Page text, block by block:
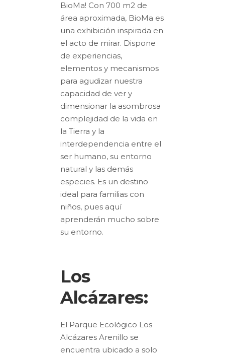
BioMa! Con 700 m2 de
área aproximada, BioMa es
una exhibición inspirada en
el acto de mirar. Dispone
de experiencias,
elementos y mecanismos
para agudizar nuestra
capacidad de ver y
dimensionar la asombrosa
complejidad de la vida en
la Tierra y la
interdependencia entre el
ser humano, su entorno
natural y las demás
especies. Es un destino
ideal para familias con
niños, pues aquí
aprenderán mucho sobre
su entorno.
Los
Alcázares:
El Parque Ecológico Los
Alcázares Arenillo se
encuentra ubicado a solo